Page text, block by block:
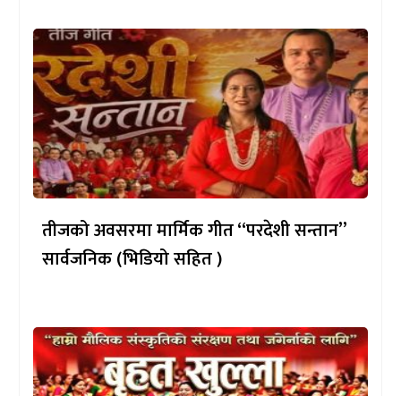
तीजको अवसरमा मार्मिक गीत “परदेशी सन्तान”
सार्वजनिक (भिडियो सहित )